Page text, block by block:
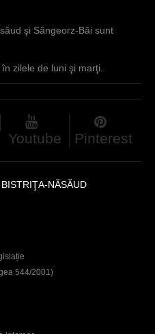
şi Sângeorz-Băi sunt
zilele de luni şi marţi.
Youtube
Pinterest
NĂSĂUD
544/2001)